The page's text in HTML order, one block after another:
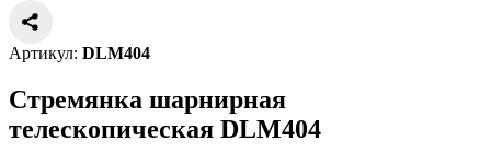
Артикул: DLM404
Стремянка шарнирная
телескопическая DLM404